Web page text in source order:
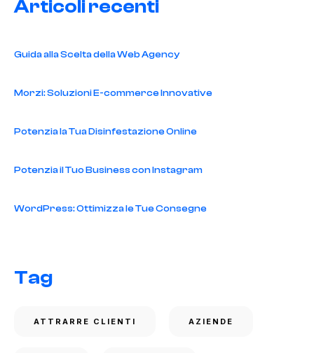
Articoli recenti
Guida alla Scelta della Web Agency
Morzi: Soluzioni E-commerce Innovative
Potenzia la Tua Disinfestazione Online
Potenzia il Tuo Business con Instagram
WordPress: Ottimizza le Tue Consegne
Tag
ATTRARRE CLIENTI AZIENDE